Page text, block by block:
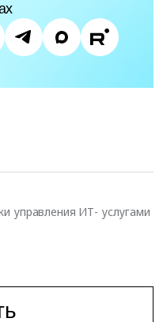
управления ИТ- услугами